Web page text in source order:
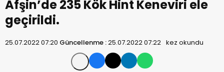
Afşin’de 235 Kök Hint Keneviri ele
geçirildi.
25.07.2022 07:20 Güncellenme :25.07.2022 07:22 kez okundu